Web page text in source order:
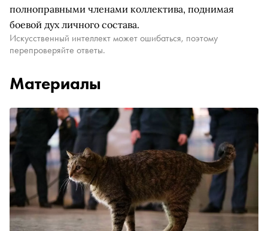
полноправными членами коллектива, поднимая
боевой дух личного состава.
Искусственный интеллект может ошибаться, поэтому
перепроверяйте ответы.
Материалы